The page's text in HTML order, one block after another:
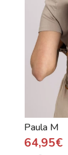
Paula M
64,95€